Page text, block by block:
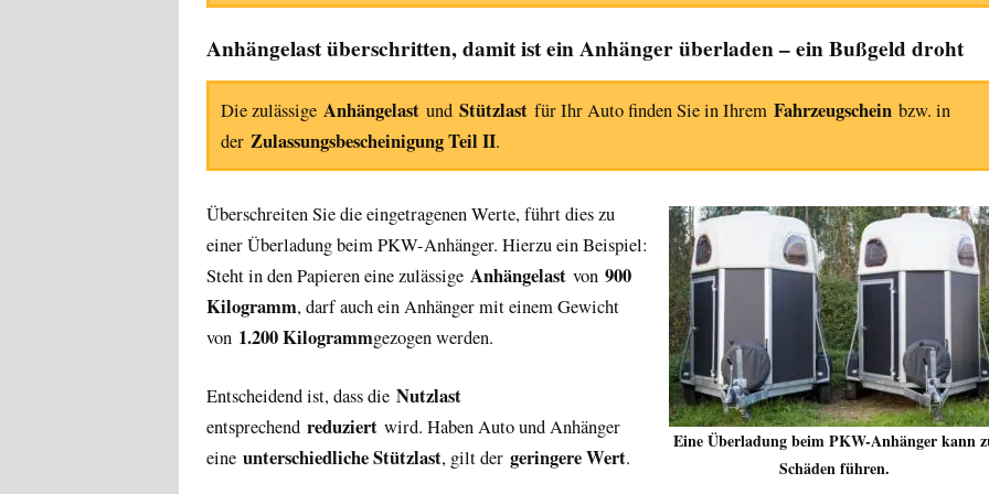
Anhängelast überschritten, damit ist ein Anhänger überladen – ein Bußgeld droht
Die zulässige Anhängelast und Stützlast für Ihr Auto finden Sie in Ihrem Fahrzeugschein bzw. in
der Zulassungsbescheinigung Teil II.
Eine Überladung beim PKW-Anhänger kann
Schäden führen.
Überschreiten Sie die eingetragenen Werte, führt dies zu
einer Überladung beim PKW-Anhänger. Hierzu ein Beispiel:
Steht in den Papieren eine zulässige Anhängelast von 900
Kilogramm, darf auch ein Anhänger mit einem Gewicht
von 1.200 Kilogrammgezogen werden.
Entscheidend ist, dass die Nutzlast
entsprechend reduziert wird. Haben Auto und Anhänger
eine unterschiedliche Stützlast, gilt der geringere Wert.